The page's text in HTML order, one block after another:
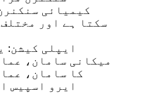
کیمیائی
سکتا ہے اور
میکانی سامان،
کا سامان،
ایرو اسپیس